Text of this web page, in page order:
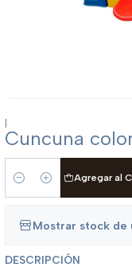
|
Cuncuna
Cantidad
Agregar al
Mostrar stock de
DESCRIPCIÓN